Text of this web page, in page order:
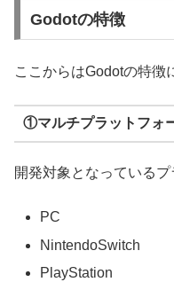
Godotの特徴
ここからはGodotの特徴
①マルチプラットフォ
開発対象となっている
PC
NintendoSwitch
PlayStation